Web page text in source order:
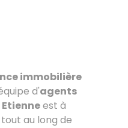
immobilière
d'agents
est à
au long de